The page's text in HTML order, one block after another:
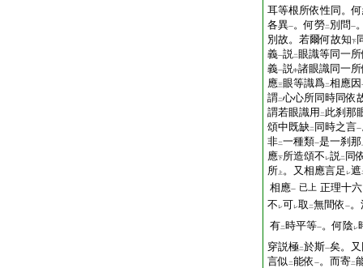
耳等根所依性同。
各異一。何勞二 別問一
別故。若爾何故知下
義一説二 眼識等同一
義一説中諸眼識同一
應三眼等識爲二相應因
謂二心心所同時同依
謂若眼識用 二 此刹那
頌中既缺二 同時之言一
非二一種類一是一刹那
應下所造頌不 レ説二 同
所 上 。又相應言足 レ遮
相應一 已上 正理十六
不 レ可レ取 二無間依 一。
有二時平等一。何陰レ
穿説極二於斯一矣。
言似 二能依 一。而寄二